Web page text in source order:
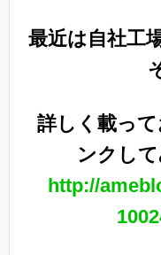
最近は自社工
詳しく載っ
ンクして
http://